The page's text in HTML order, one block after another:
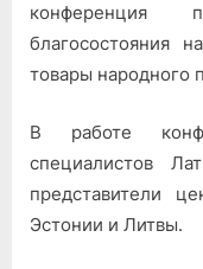
конференция
благосостояния
товары народного
В работе
специалистов
представители
Эстонии и Литвы.